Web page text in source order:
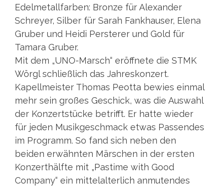
Edelmetallfarben: Bronze für Alexander
Schreyer, Silber für Sarah Fankhauser, Elena
Gruber und Heidi Persterer und Gold für
Tamara Gruber.
Mit dem „UNO-Marsch“ eröffnete die STMK
Wörgl schließlich das Jahreskonzert.
Kapellmeister Thomas Peotta bewies einmal
mehr sein großes Geschick, was die Auswahl
der Konzertstücke betrifft. Er hatte wieder
für jeden Musikgeschmack etwas Passendes
im Programm. So fand sich neben den
beiden erwähnten Märschen in der ersten
Konzerthälfte mit „Pastime with Good
Company“ ein mittelalterlich anmutendes